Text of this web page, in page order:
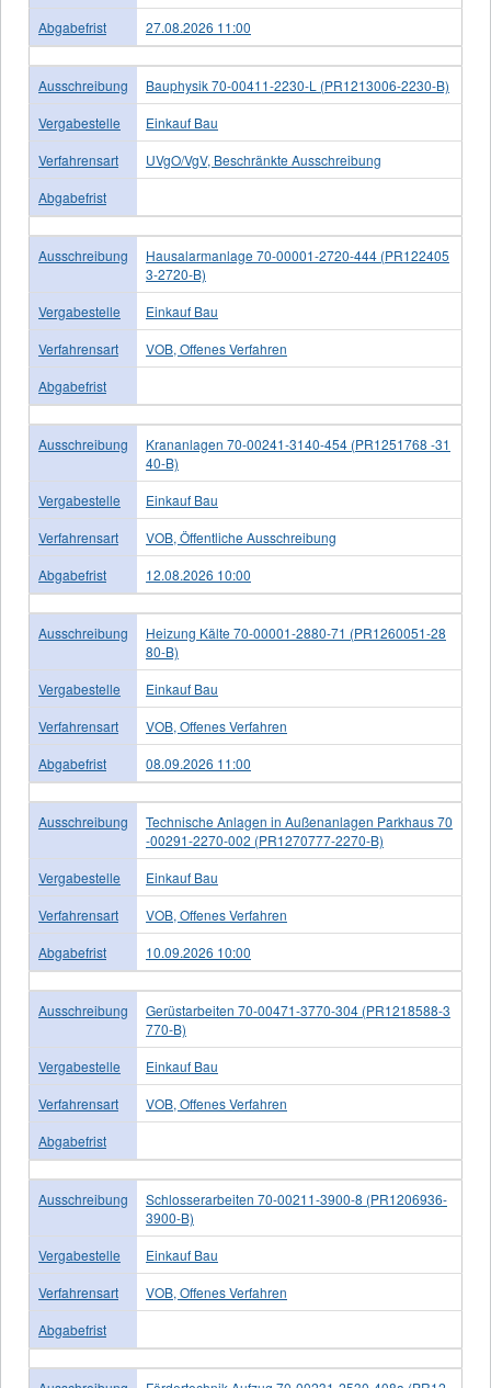
Abgabefrist
27.08.2026 11:00
Ausschreibung
Bauphysik 70-00411-2230-L (PR1213006-2230-B)
Vergabestelle
Einkauf Bau
Verfahrensart
UVgO/VgV, Beschränkte Ausschreibung
Abgabefrist
Ausschreibung
Hausalarmanlage 70-00001-2720-444 (PR122405
3-2720-B)
Vergabestelle
Einkauf Bau
Verfahrensart
VOB, Offenes Verfahren
Abgabefrist
Ausschreibung
Krananlagen 70-00241-3140-454 (PR1251768 -31
40-B)
Vergabestelle
Einkauf Bau
Verfahrensart
VOB, Öffentliche Ausschreibung
Abgabefrist
12.08.2026 10:00
Ausschreibung
Heizung Kälte 70-00001-2880-71 (PR1260051-28
80-B)
Vergabestelle
Einkauf Bau
Verfahrensart
VOB, Offenes Verfahren
Abgabefrist
08.09.2026 11:00
Ausschreibung
Technische Anlagen in Außenanlagen Parkhaus 70
-00291-2270-002 (PR1270777-2270-B)
Vergabestelle
Einkauf Bau
Verfahrensart
VOB, Offenes Verfahren
Abgabefrist
10.09.2026 10:00
Ausschreibung
Gerüstarbeiten 70-00471-3770-304 (PR1218588-3
770-B)
Vergabestelle
Einkauf Bau
Verfahrensart
VOB, Offenes Verfahren
Abgabefrist
Ausschreibung
Schlosserarbeiten 70-00211-3900-8 (PR1206936-
3900-B)
Vergabestelle
Einkauf Bau
Verfahrensart
VOB, Offenes Verfahren
Abgabefrist